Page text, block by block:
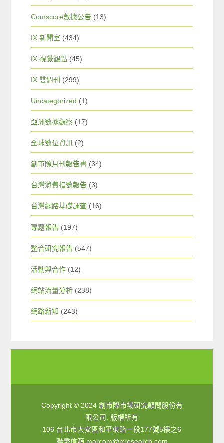
Comscore數據公告 (13)
IX 新聞室 (434)
IX 視覺觀點 (45)
IX 雙週刊 (299)
Uncategorized (1)
亞洲數據觀察 (17)
全球數位資訊 (2)
創市際月刊報告書 (34)
台灣消費指數報告 (3)
台灣網路基礎調查 (16)
專題報告 (197)
整合研究報告 (547)
活動與合作 (12)
網站流量分析 (238)
網路新知 (243)
Copyright © 2024 創市際市場研究顧問股份有
限公司. 版權所有
106 台北市大安區和平東路一段177號5樓之6